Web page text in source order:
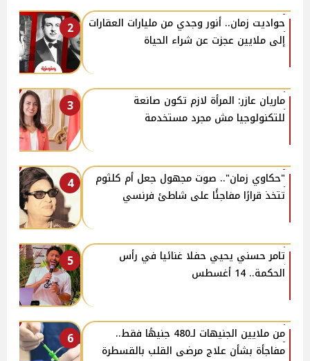
2
حواديت زمان.. أنور وجدي من مليارات العقارات
إلى ملايين عجزت عن شراء الحياة
3
ماريان عازر: المرأة لازم تكون صانعة
للتكنولوجيا مش مجرد مستخدمة
4
"حكاوي زمان".. صوت مجهول جعل أم كلثوم
تتخذ قرارًا مفاجئًا على شاطئ فرنسي
5
تامر حسني يحيي حفلا غنائيا في رأس
الحكمة.. 14 أغسطس
6
من ملايين الجنيهات لـ480 جنيهًا فقط..
مفاجأة بشأن علاج مرضى القلب بالقسطرة